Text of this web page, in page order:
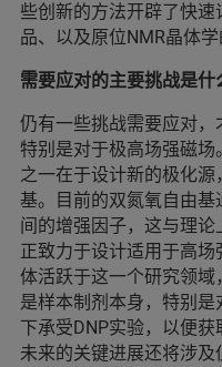
些创新的方法开辟了快
品、以及原位NMR晶体学
需要应对的主要挑战是什
仍有一些挑战需要应对，
特别是对于极高场强磁
之一在于设计新的极化源
基。目前的双氮氧自由
间的增强因子，这与理
正致力于设计适用于高
体活跃于这一个研究领
是样本制剂本身，特别
下承受DNP实验，以便
未来的关键进展还将涉